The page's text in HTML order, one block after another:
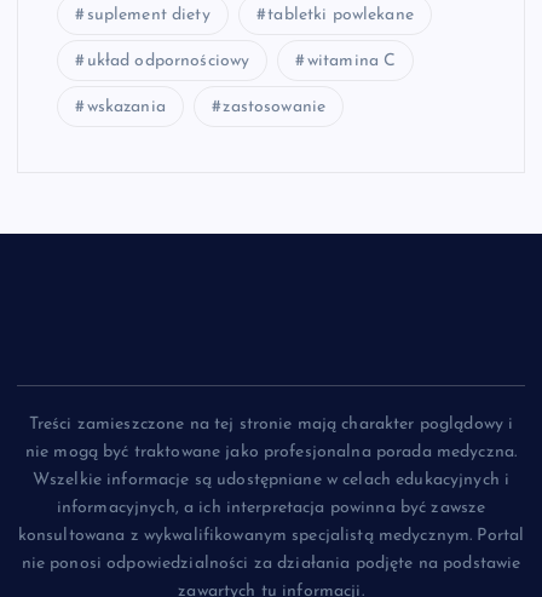
suplement diety tabletki powlekane
układ odpornościowy witamina C
wskazania zastosowanie
Treści zamieszczone na tej stronie mają charakter poglądowy i
nie mogą być traktowane jako profesjonalna porada medyczna.
Wszelkie informacje są udostępniane w celach edukacyjnych i
informacyjnych, a ich interpretacja powinna być zawsze
konsultowana z wykwalifikowanym specjalistą medycznym. Portal
nie ponosi odpowiedzialności za działania podjęte na podstawie
zawartych tu informacji.